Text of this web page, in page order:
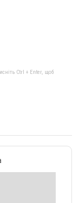
Ctrl + Enter, щоб